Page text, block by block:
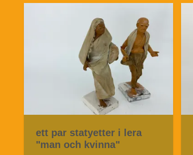
ett par statyetter i lera
"man och kvinna"